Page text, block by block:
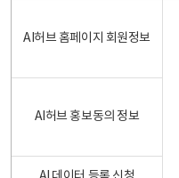
AI허브 홈페이지 회원정보
AI허브 홍보동의 정보